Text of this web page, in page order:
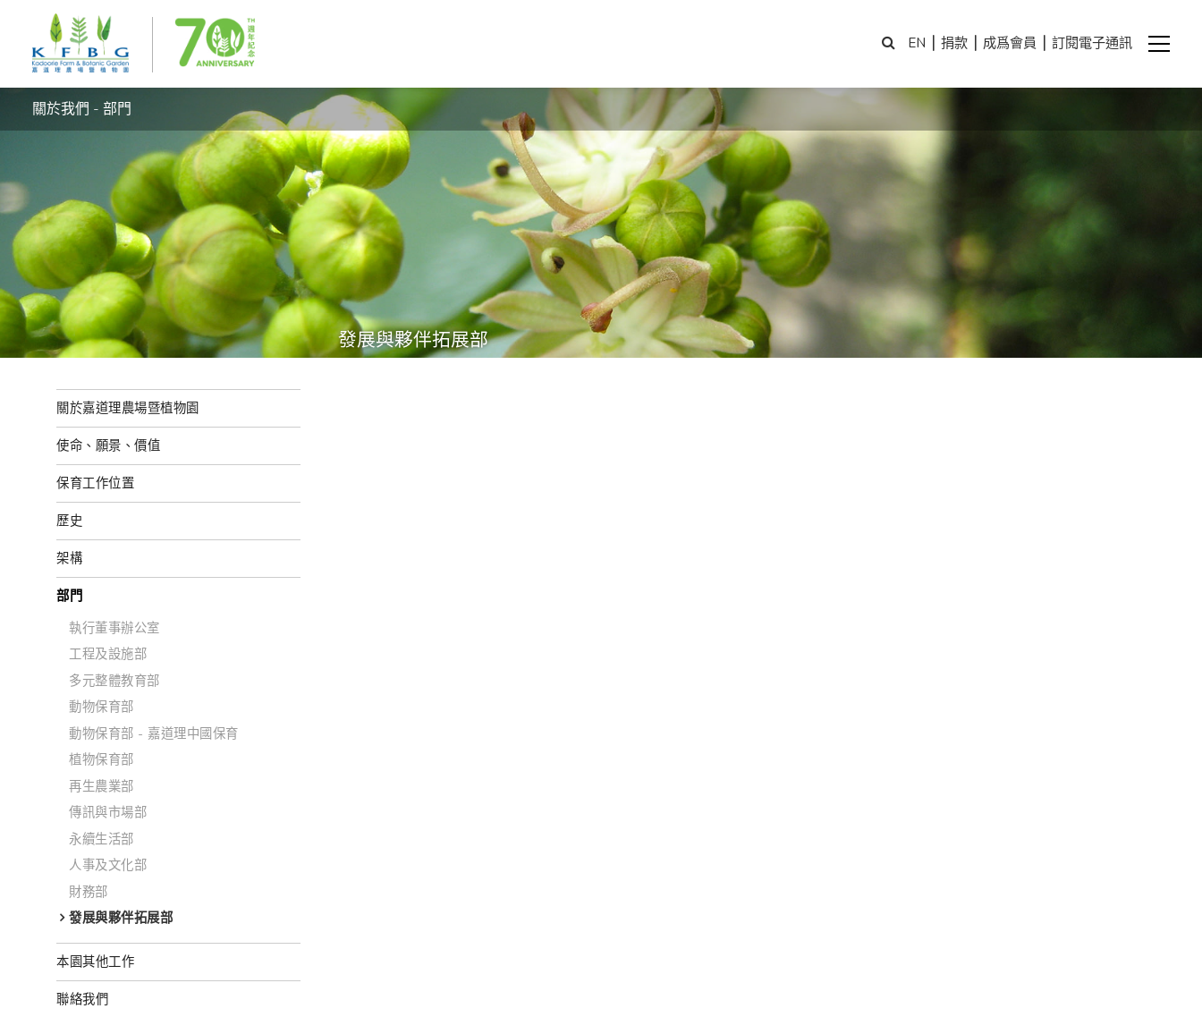
EN | 捐款 | 成爲會員 | 訂閱電子通訊
關於我們 - 部門
發展與夥伴拓展部
關於嘉道理農場暨植物園
使命、願景、價值
保育工作位置
歷史
架構
部門
執行董事辦公室
工程及設施部
多元整體教育部
動物保育部
動物保育部 - 嘉道理中國保育
植物保育部
再生農業部
傳訊與市場部
永續生活部
人事及文化部
財務部
發展與夥伴拓展部
本園其他工作
聯絡我們